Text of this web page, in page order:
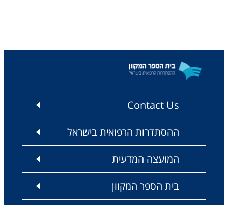
Contact Us
ההסתדרות הרפואית בישראל
המועצה המדעית
בית הספר המקוון